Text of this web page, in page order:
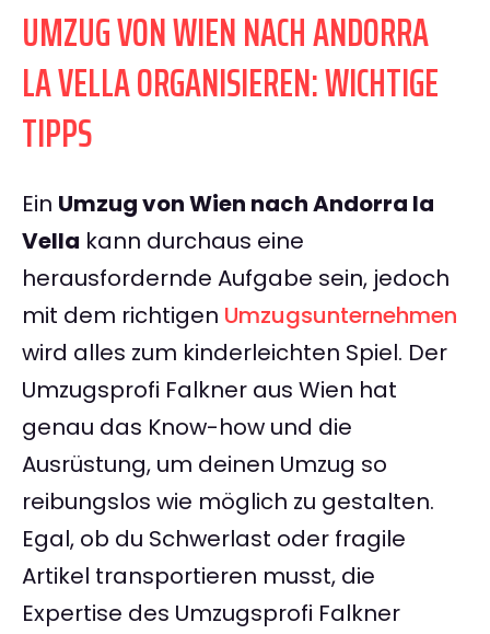
UMZUG VON WIEN NACH ANDORRA
LA VELLA ORGANISIEREN: WICHTIGE
TIPPS
Ein Umzug von Wien nach Andorra la
Vella kann durchaus eine
herausfordernde Aufgabe sein, jedoch
mit dem richtigen Umzugsunternehmen
wird alles zum kinderleichten Spiel. Der
Umzugsprofi Falkner aus Wien hat
genau das Know-how und die
Ausrüstung, um deinen Umzug so
reibungslos wie möglich zu gestalten.
Egal, ob du Schwerlast oder fragile
Artikel transportieren musst, die
Expertise des Umzugsprofi Falkner